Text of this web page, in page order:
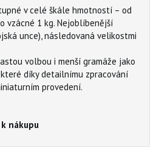
v celé škále hmotností – od
vzácné 1 kg. Nejoblíbenější
unce), následovaná velikostmi
volbou i menší gramáže jako
díky detailnímu zpracování
provedení.
nákupu